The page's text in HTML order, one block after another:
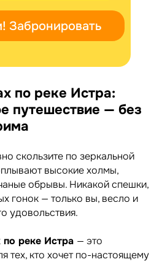
Забронировать
по реке Истра:
путешествие — без
скользите по зеркальной
высокие холмы,
обрывы. Никакой спешки,
гонок — только вы, весло и
удовольствия.
по реке Истра — это
тех, кто хочет по-настоящему